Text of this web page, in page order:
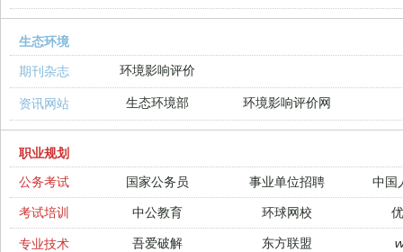
生态环境
期刊杂志
环境影响评价
资讯网站 生态环境部 环境影响评价网
职业规划
公务考试
国家公务员 事业单位招聘
中国
考试培训
中公教育 环球网校
专业技术 吾爱破解 东方联盟